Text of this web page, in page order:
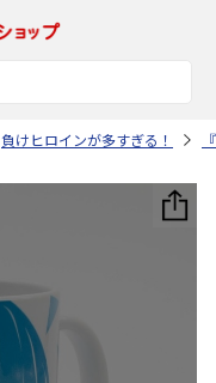
負けヒロインが多すぎる！